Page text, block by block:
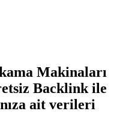
Makinaları
Backlink ile
ait verileri